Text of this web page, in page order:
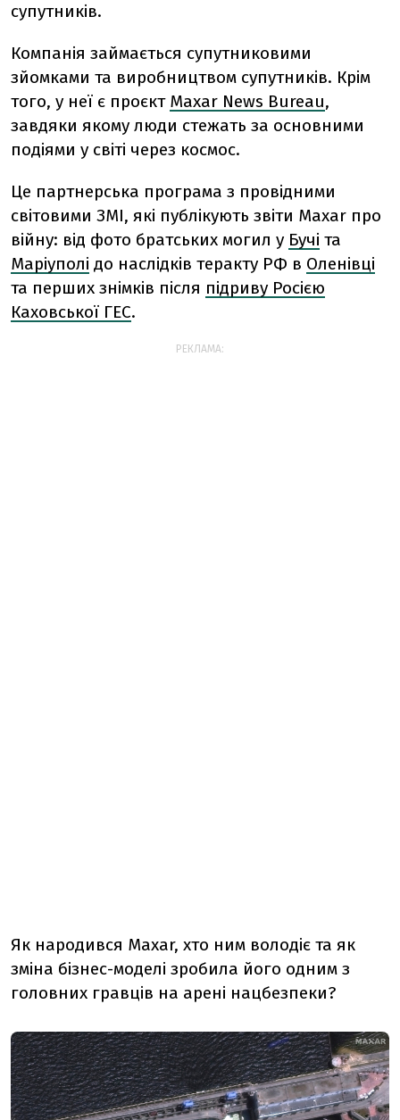
супутників.
Компанія займається супутниковими
зйомками та виробництвом супутників. Крім
того, у неї є проєкт Maxar News Bureau,
завдяки якому люди стежать за основними
подіями у світі через космос.
Це партнерська програма з провідними
світовими ЗМІ, які публікують звіти Maxar про
війну: від фото братських могил у Бучі та
Маріуполі до наслідків теракту РФ в Оленівці
та перших знімків після підриву Росією
Каховської ГЕС.
РЕКЛАМА:
Як народився Maxar, хто ним володіє та як
зміна бізнес-моделі зробила його одним з
головних гравців на арені нацбезпеки?